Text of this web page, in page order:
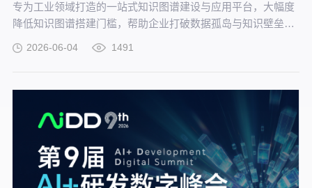
专为工业领域打造的一站式知识图谱建设与应用平台，大幅度
降低知识图谱搭建门槛，帮助企业打破数据孤岛与知识壁垒，
的图谱构建与智能推理能力，打造企业级智能决策新引擎，赋
2026-06-04 1491